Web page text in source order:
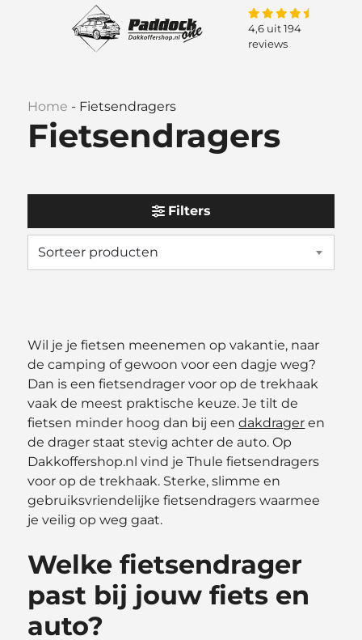
4,6 uit 194
reviews
Home - Fietsendragers
Fietsendragers
Filters
Wil je je fietsen meenemen op vakantie, naar
de camping of gewoon voor een dagje weg?
Dan is een fietsendrager voor op de trekhaak
vaak de meest praktische keuze. Je tilt de
fietsen minder hoog dan bij eendakdrager en
de drager staat stevig achter de auto. Op
Dakkoffershop.nl vind je Thule fietsendragers
voor op de trekhaak. Sterke, slimme en
gebruiksvriendelijke fietsendragers waarmee
je veilig op weg gaat.
Welke fietsendrager
past bij jouw fiets en
auto?